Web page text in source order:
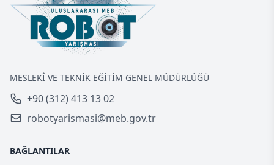
MESLEKÎ VE TEKNİK EĞİTİM GENEL MÜDÜRLÜĞÜ
+90 (312) 413 13 02
robotyarismasi@meb.gov.tr
BAĞLANTILAR